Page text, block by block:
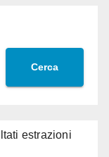
Cerca
estrazioni